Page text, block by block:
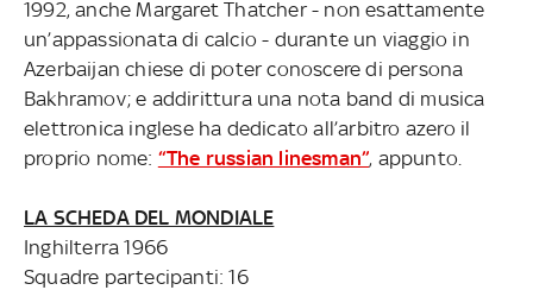
1992, anche Margaret Thatcher - non esattamente
un’appassionata di calcio - durante un viaggio in
Azerbaijan chiese di poter conoscere di persona
Bakhramov; e addirittura una nota band di musica
elettronica inglese ha dedicato all’arbitro azero il
proprio nome: “The russian linesman”, appunto.
LA SCHEDA DEL MONDIALE
Inghilterra 1966
Squadre partecipanti: 16